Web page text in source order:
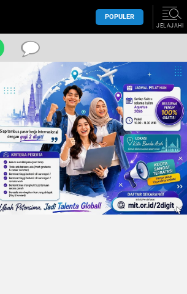
POPULER
JELAJAHI